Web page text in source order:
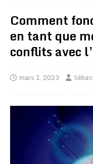
Comment
en tant que
conflits avec
mars 1, 2023